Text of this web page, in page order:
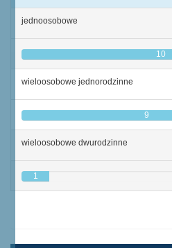
jednoosobowe
10
wieloosobowe jednorodzinne
9
wieloosobowe dwurodzinne
1